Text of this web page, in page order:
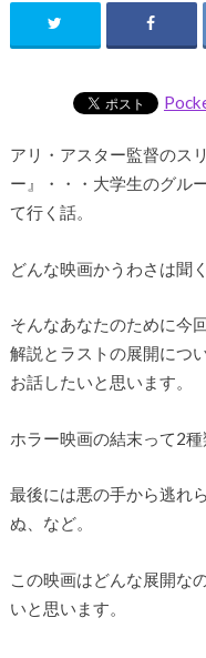
アリ・アスター監督のス
ー』・・・大学生のグル
て行く話。
どんな映画かうわさは聞
そんなあなたのために今
解説とラストの展開につ
お話したいと思います。
ホラー映画の結末って2種
最後には悪の手から逃れ
ぬ、など。
この映画はどんな展開な
いと思います。